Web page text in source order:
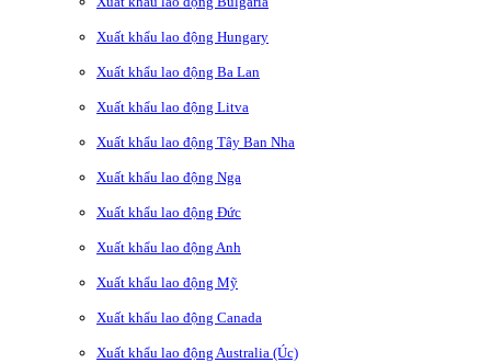
Xuất khẩu lao động Hungary
Xuất khẩu lao động Ba Lan
Xuất khẩu lao động Litva
Xuất khẩu lao động Tây Ban Nha
Xuất khẩu lao động Nga
Xuất khẩu lao động Đức
Xuất khẩu lao động Anh
Xuất khẩu lao động Mỹ
Xuất khẩu lao động Canada
Xuất khẩu lao động Australia (Úc)